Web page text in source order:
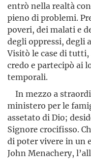
entrò nella realtà
pieno di problemi.
poveri, dei malati e
degli oppressi, degli
Visitò le case di
credo e partecipò ai
temporali.
In mezzo a
ministero per le
assetato di Dio;
Signore crocifisso.
di poter vivere in un
John Menachery,